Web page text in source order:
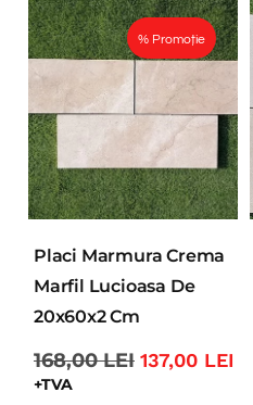
% Promoție
Placi Marmura Crema
Marfil Lucioasa De
20x60x2 Cm
168,00LEI 137,00 LEI
+TVA